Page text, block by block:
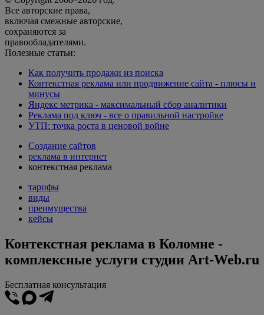
Все авторские права,
включая смежные авторские,
сохраняются за
правообладателями.
Полезные статьи:
Как получить продажи из поиска
Контекстная реклама или продвижение сайта - плюсы и
минусы
Яндекс метрика - максимальный сбор аналитики
Реклама под ключ - все о правильной настройке
УТП: точка роста в ценовой войне
Создание сайтов
реклама в интернет
контекстная реклама
тарифы
виды
преимущества
кейсы
Контекстная реклама в Коломне -
комплексные услуги студии Art-Web.ru
Бесплатная консультация